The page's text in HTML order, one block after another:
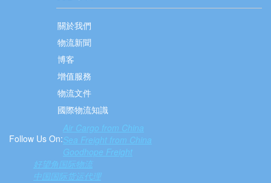
關於我們
物流新聞
博客
增值服務
物流文件
國際物流知識
Follow Us On:
Air Cargo from China
Sea Freight from China
Goodhope Freight
好望角国际物流
中国国际货运代理